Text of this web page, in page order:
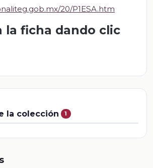
20/P1ESA.htm
la ficha dando clic
la colección 1